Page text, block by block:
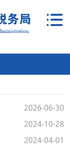
2026-06-30
2024-10-28
2024-04-01